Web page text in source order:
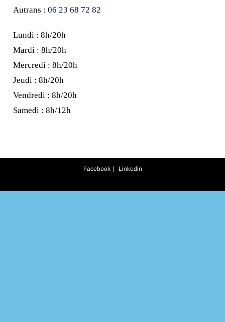
Autrans :‭06 23 68 72 82‬
Lundi : 8h/20h
Mardi : 8h/20h
Mercredi : 8h/20h
Jeudi : 8h/20h
Vendredi : 8h/20h
Samedi : 8h/12h
Facebook Linkedin